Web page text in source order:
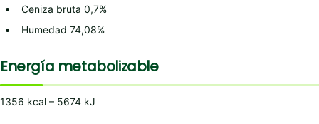
Ceniza bruta 0,7%
Humedad 74,08%
Energía metabolizable
1356 kcal – 5674 kJ